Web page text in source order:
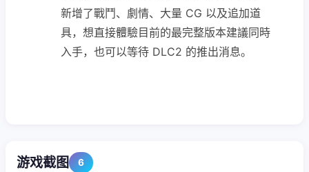
新增了戰鬥、劇情、大量 CG 以及追加道
具，想直接體驗目前的最完整版本建議同時
入手，也可以等待 DLC2 的推出消息。
游戏截图 6